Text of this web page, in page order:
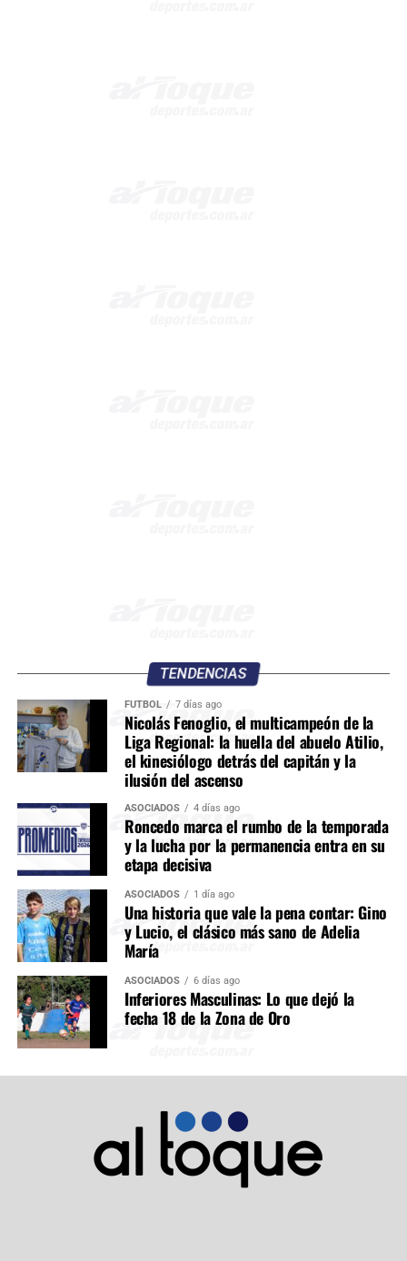
TENDENCIAS
FÚTBOL 7 días ago
Nicolás Fenoglio, el multicampeón de la
Liga Regional: la huella del abuelo Atilio,
el kinesiólogo detrás del capitán y la
ilusión del ascenso
ASOCIADOS 4 días ago
Roncedo marca el rumbo de la temporada
y la lucha por la permanencia entra en su
etapa decisiva
ASOCIADOS 1 día ago
Una historia que vale la pena contar: Gino
y Lucio, el clásico más sano de Adelia
María
ASOCIADOS 6 días ago
Inferiores Masculinas: Lo que dejó la
fecha 18 de la Zona de Oro